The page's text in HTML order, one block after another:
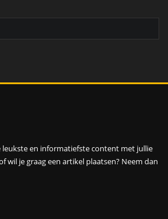
leukste en informatiefste content met jullie
wil je graag een artikel plaatsen? Neem dan